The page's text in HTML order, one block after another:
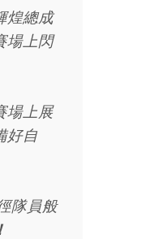
煌總成
場上閃
場上展
好自
隊員般